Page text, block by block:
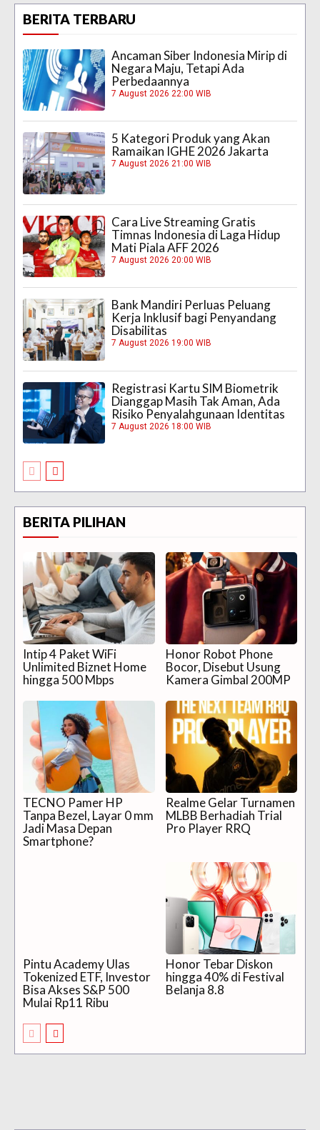
BERITA TERBARU
Ancaman Siber Indonesia Mirip di
Negara Maju, Tetapi Ada
Perbedaannya
7 August 2026 22:00 WIB
5 Kategori Produk yang Akan
Ramaikan IGHE 2026 Jakarta
7 August 2026 21:00 WIB
Cara Live Streaming Gratis
Timnas Indonesia di Laga Hidup
Mati Piala AFF 2026
7 August 2026 20:00 WIB
Bank Mandiri Perluas Peluang
Kerja Inklusif bagi Penyandang
Disabilitas
7 August 2026 19:00 WIB
Registrasi Kartu SIM Biometrik
Dianggap Masih Tak Aman, Ada
Risiko Penyalahgunaan Identitas
7 August 2026 18:00 WIB
BERITA PILIHAN
Intip 4 Paket WiFi
Unlimited Biznet Home
hingga 500 Mbps
Honor Robot Phone
Bocor, Disebut Usung
Kamera Gimbal 200MP
TECNO Pamer HP
Tanpa Bezel, Layar 0 mm
Jadi Masa Depan
Smartphone?
Realme Gelar Turnamen
MLBB Berhadiah Trial
Pro Player RRQ
Pintu Academy Ulas
Tokenized ETF, Investor
Bisa Akses S&P 500
Mulai Rp11 Ribu
Honor Tebar Diskon
hingga 40% di Festival
Belanja 8.8